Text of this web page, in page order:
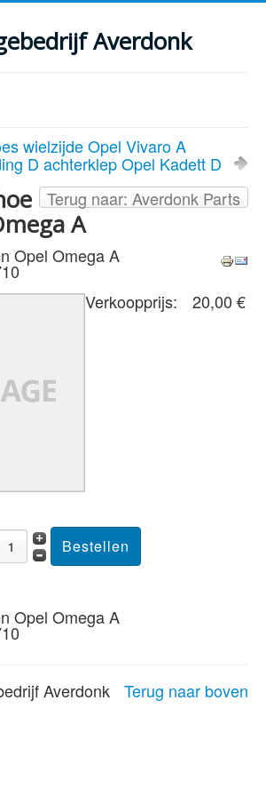
Averdonk
restauratie verslagen
opvragen
wielzijde Opel Vivaro A
D achterklep Opel Kadett D
Terug naar: Averdonk Parts
A
Opel Omega A
Verkoopprijs:
20,00 €
Opel Omega A
Terug naar boven
Averdonk